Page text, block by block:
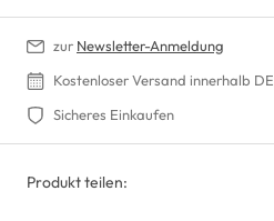
zur Newsletter-Anmeldung
Kostenloser Versand innerhalb DE
Sicheres Einkaufen
Produkt teilen: